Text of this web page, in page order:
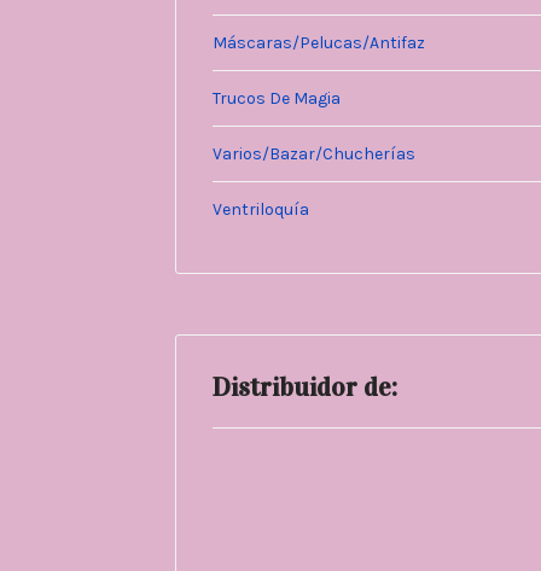
Máscaras/Pelucas/Antifaz
Trucos De Magia
Varios/Bazar/Chucherías
Ventriloquía
Distribuidor de: